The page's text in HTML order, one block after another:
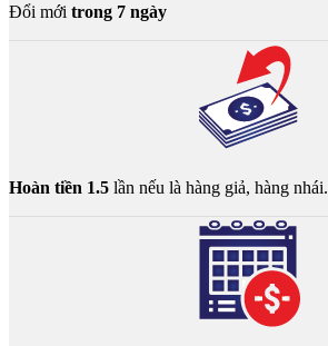
Đổi mới trong 7 ngày
Hoàn tiền 1.5 lần nếu là hàng giả, hàng nhái.